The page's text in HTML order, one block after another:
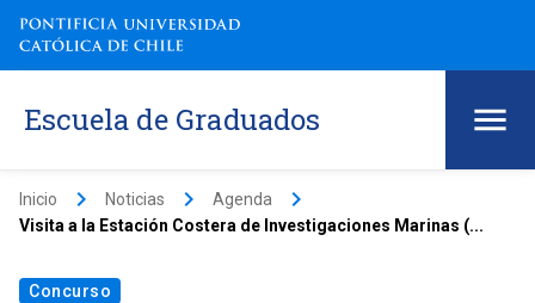
Escuela de Graduados
Inicio keyboard_arrow_right Noticias keyboard_arrow_right Agenda keyboard_arrow_right
Visita a la Estación Costera de Investigaciones Marinas (...
Concurso